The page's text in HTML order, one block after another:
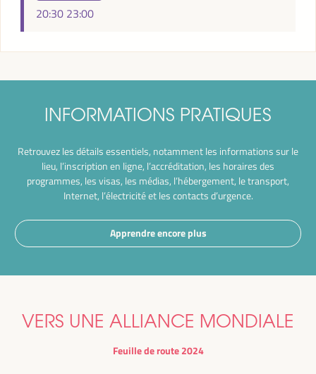
20:30 23:00
INFORMATIONS PRATIQUES
Retrouvez les détails essentiels, notamment les informations sur le
lieu, l’inscription en ligne, l’accréditation, les horaires des
programmes, les visas, les médias, l’hébergement, le transport,
Internet, l’électricité et les contacts d’urgence.
Apprendre encore plus
VERS UNE ALLIANCE MONDIALE
Feuille de route 2024